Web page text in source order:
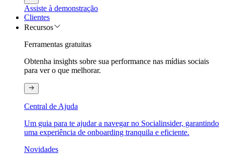
Assiste à demonstração
Clientes
Recursos
Ferramentas gratuitas
Obtenha insights sobre sua performance nas mídias sociais
para ver o que melhorar.
Central de Ajuda
Um guia para te ajudar a navegar no Socialinsider, garantindo
uma experiência de onboarding tranquila e eficiente.
Novidades